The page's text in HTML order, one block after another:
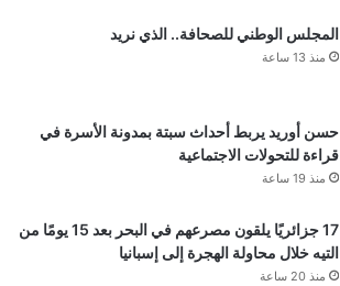
المجلس الوطني للصحافة.. الذي نريد
منذ 13 ساعة
حسن أوريد يربط أحداث سبتة بمدونة الأسرة في
قراءة للتحولات الاجتماعية
منذ 19 ساعة
17 جزائريًا يلقون مصرعهم في البحر بعد 15 يومًا من
التيه خلال محاولة الهجرة إلى إسبانيا
منذ 20 ساعة